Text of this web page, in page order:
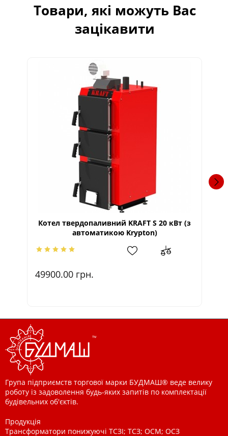
Товари, які можуть Вас
зацікавити
Котел твердопаливний KRAFT S 20 кВт (з
автоматикою Krypton)
49900.00 грн.
Група підприємств торгової марки БУДМАШ® веде велику
роботу із задоволення будь-яких запитів по комплектації
будівельних об'єктів.
Продукція
Трансформатори понижуючі ТСЗІ; ТСЗ; ОСМ; ОСЗ